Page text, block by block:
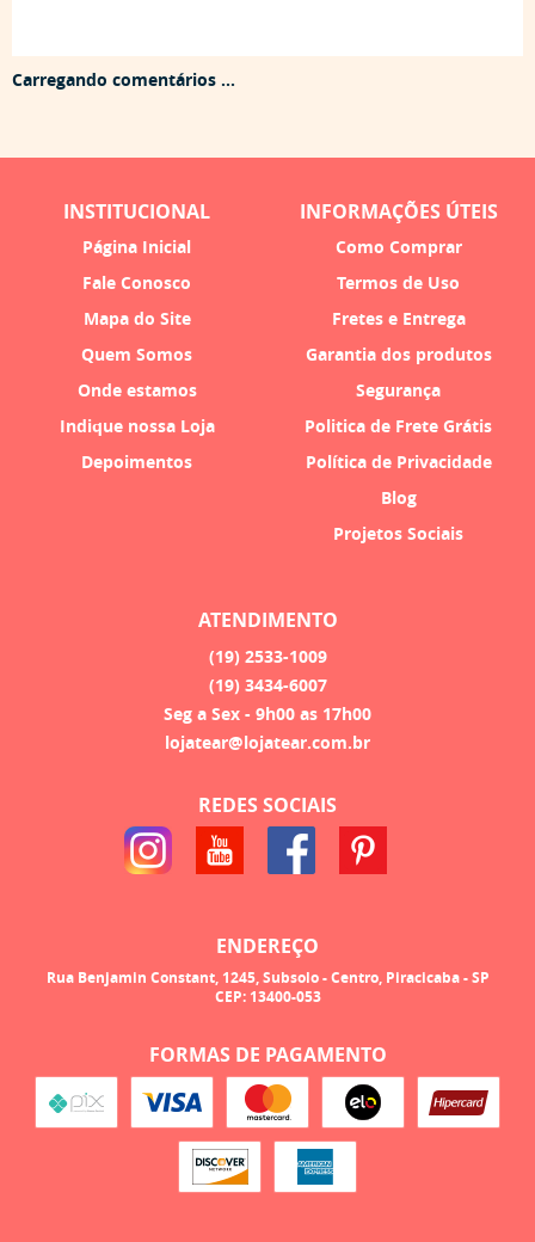
Carregando comentários ...
INSTITUCIONAL
Página Inicial
Fale Conosco
Mapa do Site
Quem Somos
Onde estamos
Indique nossa Loja
Depoimentos
INFORMAÇÕES ÚTEIS
Como Comprar
Termos de Uso
Fretes e Entrega
Garantia dos produtos
Segurança
Politica de Frete Grátis
Política de Privacidade
Blog
Projetos Sociais
ATENDIMENTO
(19) 2533-1009
(19) 3434-6007
Seg a Sex - 9h00 as 17h00
lojatear@lojatear.com.br
REDES SOCIAIS
ENDEREÇO
Rua Benjamin Constant, 1245, Subsolo-Centro, Piracicaba-SP
CEP: 13400-053
FORMAS DE PAGAMENTO